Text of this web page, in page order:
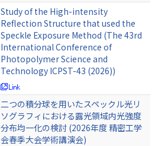
Study of the High-intensity
Reflection Structure that used the
Speckle Exposure Method (The 43rd
International Conference of
Photopolymer Science and
Technology ICPST-43 (2026))
二つの積分球を用いたスペックル光リ
ソグラフィにおける露光領域内光強度
分布均一化の検討 (2026年度 精密工学
会春季大会学術講演会)